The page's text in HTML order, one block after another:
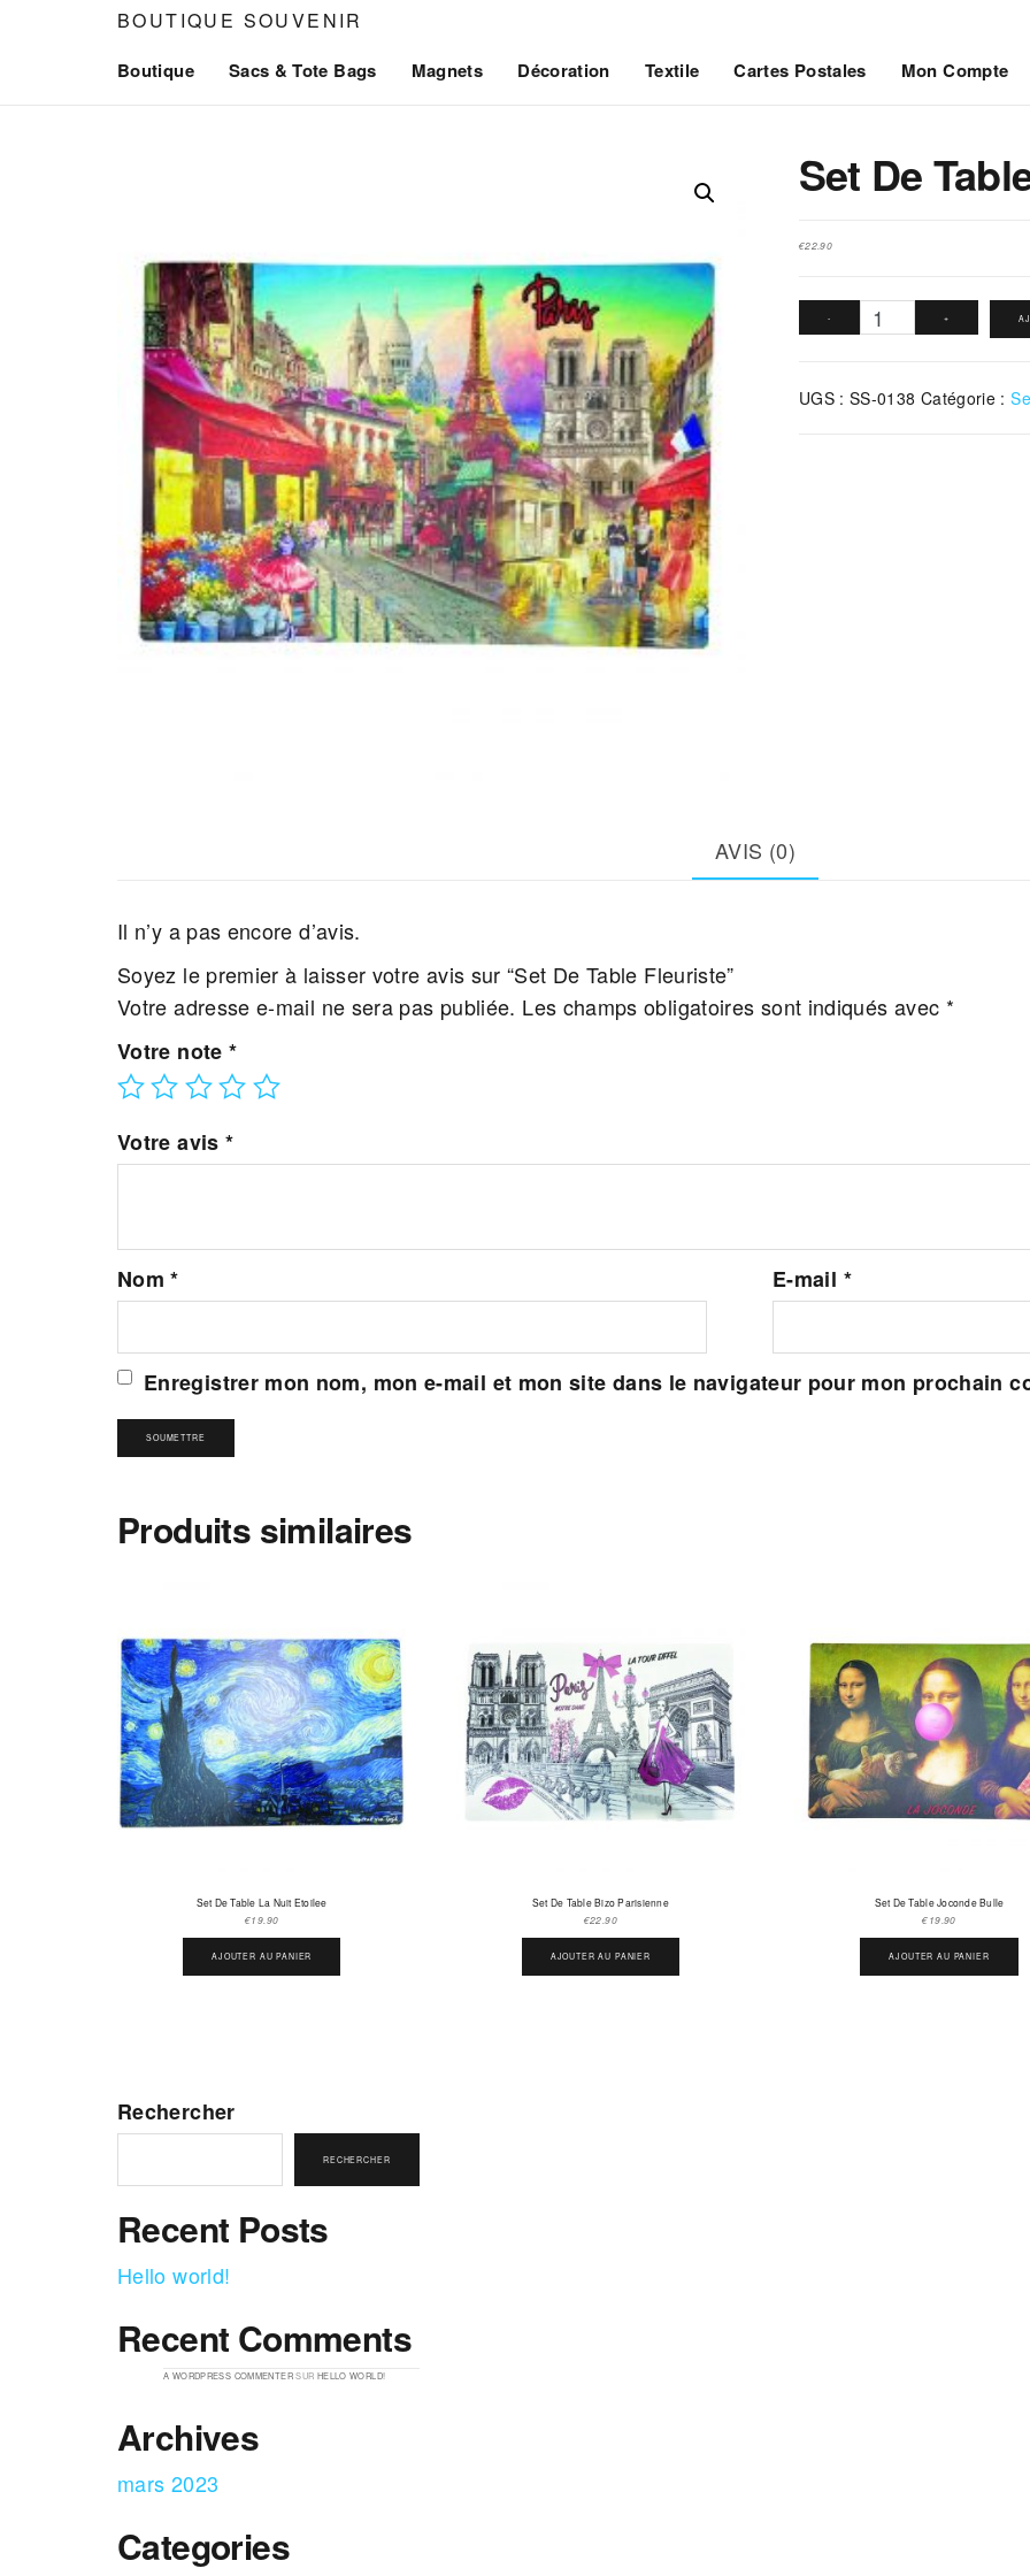
BOUTIQUE SOUVENIR
Boutique Sacs & Tote Bags Magnets Décoration Textile Cartes Postales Mon Compte
Set De
€22.90
-
quantité
De
+
UGS : SS-0138 Catégorie :
AVIS (0)
Il n’y a pas encore d’avis.
Soyez le premier à laisser votre avis sur “Set De Table Fleuriste”
Votre adresse e-mail ne sera pas publiée. Les champs obligatoires sont indiqués avec *
Votre note *
Votre avis *
Nom* E-mail *
Enregistrer mon nom, mon e-mail et mon site dans le navigateur pour mon prochain
Produits similaires
Set De Table La Nuit Etoilee
€19.90
AJOUTER AU PANIER
Set De Table Bizo Parisienne
€22.90
AJOUTER AU PANIER
Set De Table Joconde Bulle
€19.90
AJOUTER AU PANIER
Rechercher
RECHERCHER
Recent Posts
Hello world!
Recent Comments
A WORDPRESS COMMENTERSUR HELLO WORLD!
Archives
mars 2023
Categories